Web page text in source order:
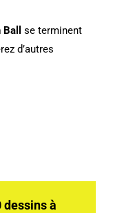
se terminent
d’autres
dessins à